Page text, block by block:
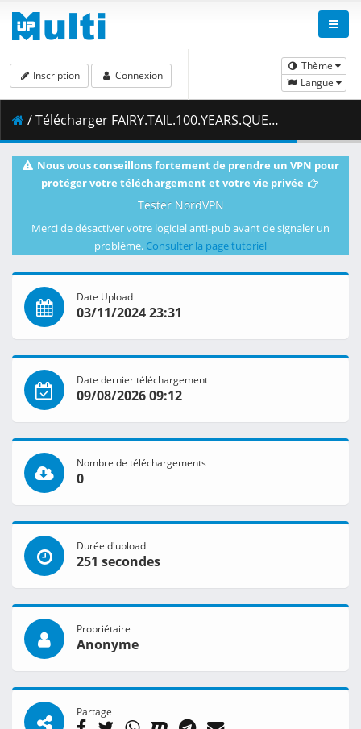
Thème
Langue
Inscription Connexion
/ Télécharger FAIRY.TAIL.100.YEARS.QUEST.S01E15.The.Howling.Earth.1080p.CR.WEB-DL.AAC2.0.H.264.DUAL-VARYG.mkv.001 ( 469.36 MB )
Nous vous conseillons fortement de prendre un VPN pour
protéger votre téléchargement et votre vie privée
Tester NordVPN
Merci de désactiver votre logiciel anti-pub avant de signaler un
problème. Consulter la page tutoriel
Date Upload
03/11/2024 23:31
Date dernier téléchargement
09/08/2026 09:12
Nombre de téléchargements
0
Durée d'upload
251 secondes
Propriétaire
Anonyme
Partage